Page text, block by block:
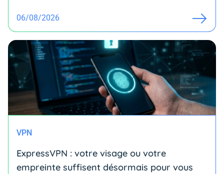
06/08/2026
VPN
ExpressVPN : votre visage ou votre
empreinte suffisent désormais pour vous